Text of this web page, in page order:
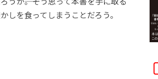
しを食ってしまうことだろう。